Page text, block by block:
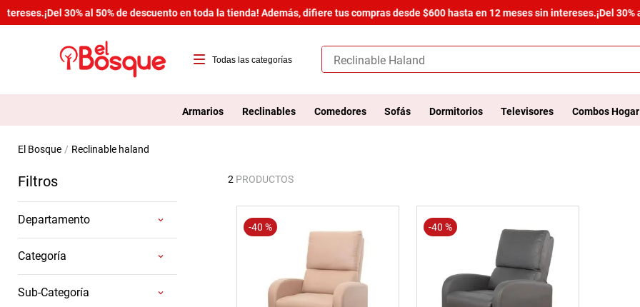
¡Del 30% al 50% de descuento en toda la tienda! Además, difiere tus compras desde $600 hasta en 12 meses sin intereses.¡Del 30%
¿Qué buscas hoy?
Armarios Reclinables Comedores Sofás Dormitorios Televisores Combos Hogar
reclinable haland
Filtros
Departamento
Categoría
Sub-Categoría
2 PRODUCTOS
-40 % -40 %